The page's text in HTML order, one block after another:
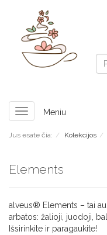
Toggle
navigation
Meniu
Jus esate čia: Kolekcijos
Elements
alveus® Elements – tai
arbatos: žalioji, juodoji,
Išsirinkite ir paragaukite!